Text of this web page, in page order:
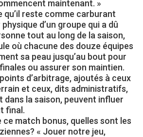
maintenant. »
qu’il reste comme carburant
d’un groupe qui a dû
tout au long de la saison,
où chacune des douze équipes
sa peau jusqu’au bout pour
ou assurer son maintien.
d’arbitrage, ajoutés à ceux
et ceux, dits administratifs,
la saison, peuvent influer
final.
ce match bonus, quelles sont les
« Jouer notre jeu,